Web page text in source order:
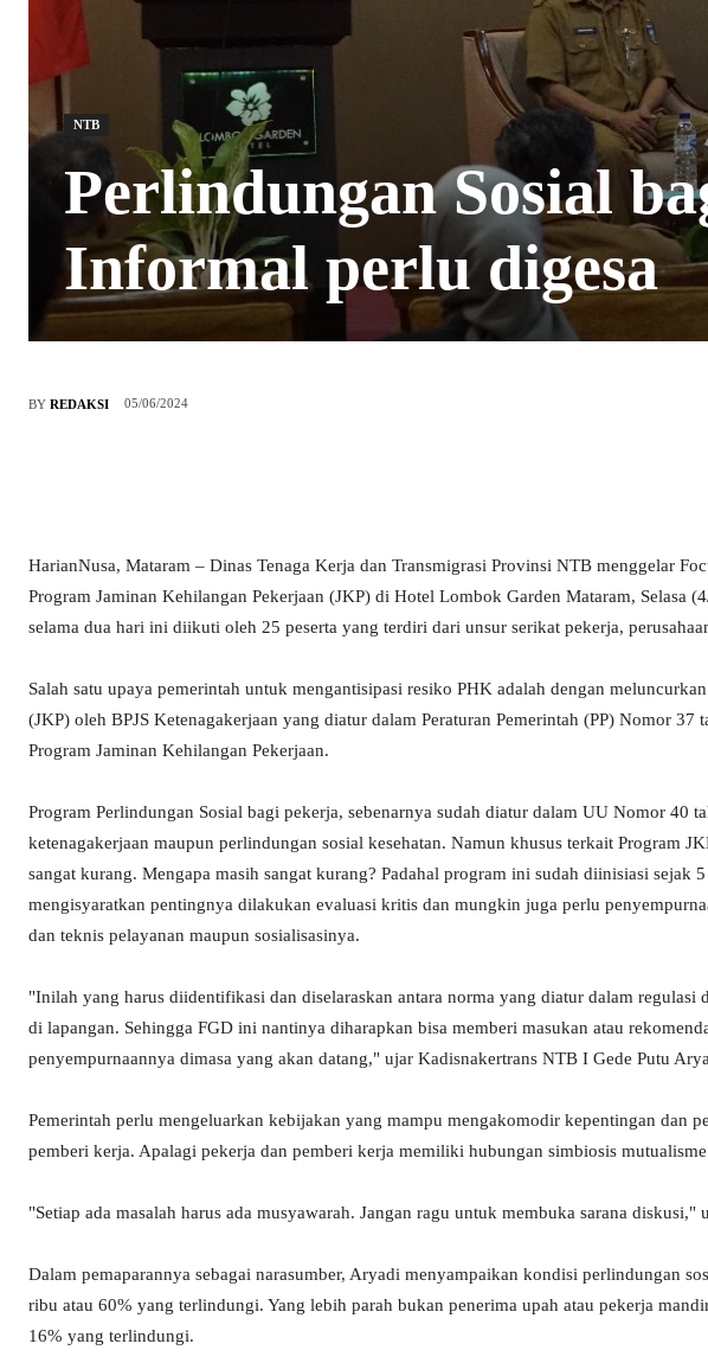
NTB
Perlindungan Sosial
Informal perlu digesa
BY REDAKSI 05/06/2024
HarianNusa, Mataram – Dinas Tenaga Kerja dan Transmigrasi Provinsi NTB menggelar
Program Jaminan Kehilangan Pekerjaan (JKP) di Hotel Lombok Garden Mataram, Selasa
selama dua hari ini diikuti oleh 25 peserta yang terdiri dari unsur serikat pekerja,
Salah satu upaya pemerintah untuk mengantisipasi resiko PHK adalah dengan
(JKP) oleh BPJS Ketenagakerjaan yang diatur dalam Peraturan Pemerintah (PP) Nomor 37
Program Jaminan Kehilangan Pekerjaan.
Program Perlindungan Sosial bagi pekerja, sebenarnya sudah diatur dalam UU Nomor 40
ketenagakerjaan maupun perlindungan sosial kesehatan. Namun khusus terkait Program
sangat kurang. Mengapa masih sangat kurang? Padahal program ini sudah diinisiasi sejak
mengisyaratkan pentingnya dilakukan evaluasi kritis dan mungkin juga perlu
dan teknis pelayanan maupun sosialisasinya.
"Inilah yang harus diidentifikasi dan diselaraskan antara norma yang diatur dalam regulasi
di lapangan. Sehingga FGD ini nantinya diharapkan bisa memberi masukan atau
penyempurnaannya dimasa yang akan datang," ujar Kadisnakertrans NTB I Gede Putu
Pemerintah perlu mengeluarkan kebijakan yang mampu mengakomodir kepentingan dan
pemberi kerja. Apalagi pekerja dan pemberi kerja memiliki hubungan simbiosis
"Setiap ada masalah harus ada musyawarah. Jangan ragu untuk membuka sarana diskusi,"
Dalam pemaparannya sebagai narasumber, Aryadi menyampaikan kondisi perlindungan
ribu atau 60% yang terlindungi. Yang lebih parah bukan penerima upah atau pekerja
16% yang terlindungi.